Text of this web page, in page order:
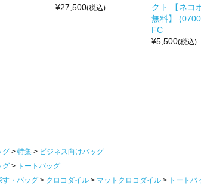
¥27,500(税込)
クト 【ネコ
無料】
FC
¥5,500(税込)
グ 特集
ビジネス向けバッグ
グ
トートバッグ
す・バッグ クロコダイル マットクロコダイル
トートバ